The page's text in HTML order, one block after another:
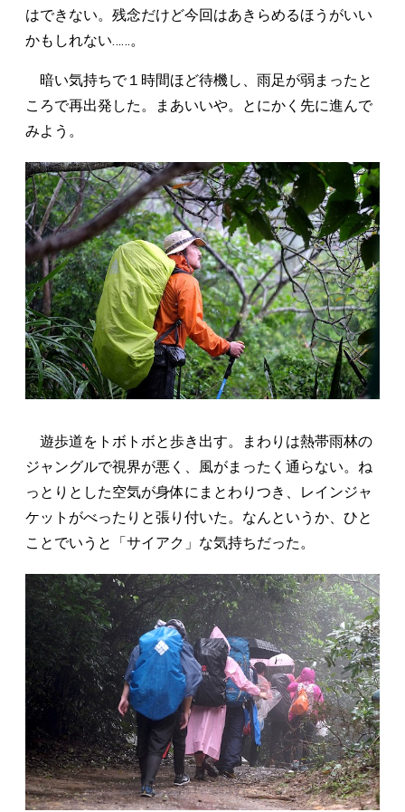
はできない。残念だけど今回はあきらめるほうがいい
かもしれない……。
暗い気持ちで１時間ほど待機し、雨足が弱まったと
ころで再出発した。まあいいや。とにかく先に進んで
みよう。
遊歩道をトボトボと歩き出す。まわりは熱帯雨林の
ジャングルで視界が悪く、風がまったく通らない。ね
っとりとした空気が身体にまとわりつき、レインジャ
ケットがべったりと張り付いた。なんというか、ひと
ことでいうと「サイアク」な気持ちだった。